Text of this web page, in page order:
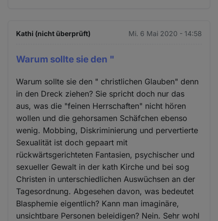
Kathi (nicht überprüft) Mi. 6 Mai 2020 - 14:58
Warum sollte sie den "
Warum sollte sie den " christlichen Glauben" denn
in den Dreck ziehen? Sie spricht doch nur das
aus, was die "feinen Herrschaften" nicht hören
wollen und die gehorsamen Schäfchen ebenso
wenig. Mobbing, Diskriminierung und pervertierte
Sexualität ist doch gepaart mit
rückwärtsgerichteten Fantasien, psychischer und
sexueller Gewalt in der kath Kirche und bei sog
Christen in unterschiedlichen Auswüchsen an der
Tagesordnung. Abgesehen davon, was bedeutet
Blasphemie eigentlich? Kann man imaginäre,
unsichtbare Personen beleidigen? Nein. Sehr wohl